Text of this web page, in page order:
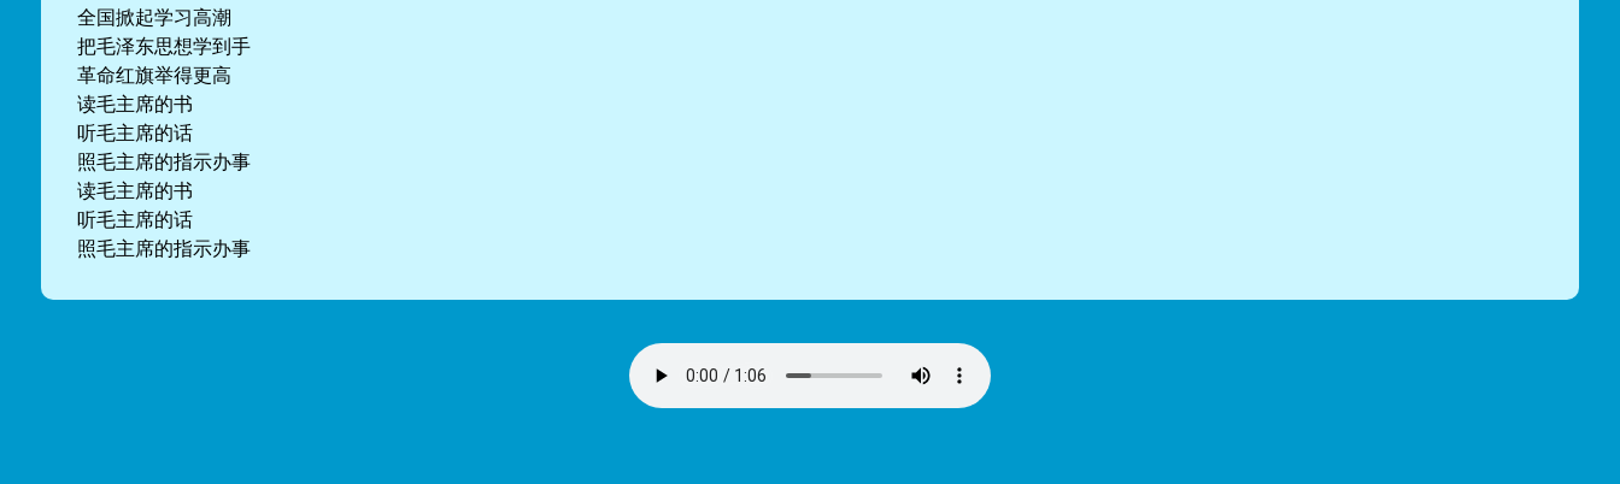
全国掀起学习高潮
把毛泽东思想学到手
革命红旗举得更高
读毛主席的书
听毛主席的话
照毛主席的指示办事
读毛主席的书
听毛主席的话
照毛主席的指示办事